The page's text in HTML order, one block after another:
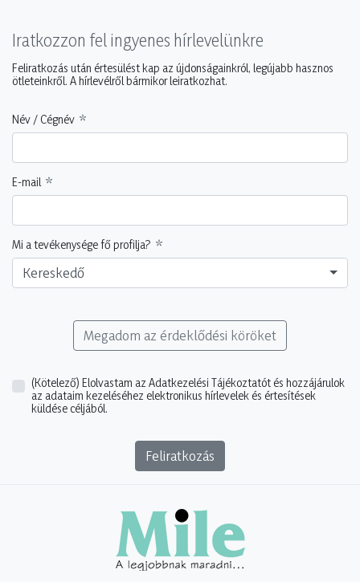
Iratkozzon fel ingyenes hírlevelünkre
Feliratkozás után értesülést kap az újdonságainkról, legújabb hasznos
ötleteinkről. A hírlevélről bármikor leiratkozhat.
Név / Cégnév
E-mail
Mi a tevékenysége fő profilja?
Kereskedő
Megadom az érdeklődési köröket
(Kötelező) Elolvastam az Adatkezelési Tájékoztatót és hozzájárulok
az adataim kezeléséhez elektronikus hírlevelek és értesítések
küldése céljából.
Feliratkozás